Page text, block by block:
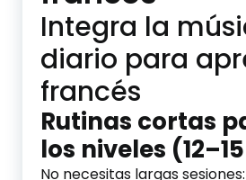
Integra la
diario para
francés
Rutinas cortas
los niveles
No necesitas largas